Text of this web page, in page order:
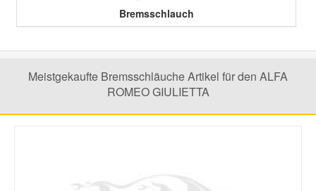
Bremsschlauch
Meistgekaufte Bremsschläuche Artikel für den ALFA
ROMEO GIULIETTA
Mitsubishi Ersatzteile
Nissan Ersatzteile
Porsche Ersatzteile